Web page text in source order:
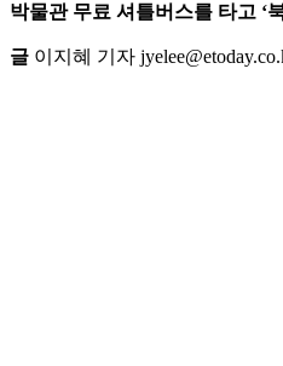
박물관 무료 셔틀버스를 타고 ‘
글 이지혜 기자